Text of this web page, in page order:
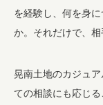
を経験し、何を身
か。それだけで、相
晃南土地のカジュ
ての相談にも応じ